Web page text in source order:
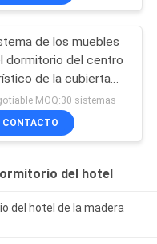
de los muebles
dormitorio del centro
de la cubierta
la maderaMOQ:30 sistemas
CONTACTO
del hotel
del hotel de la madera